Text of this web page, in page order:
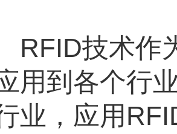
技术作为
用到各个行
业，应用